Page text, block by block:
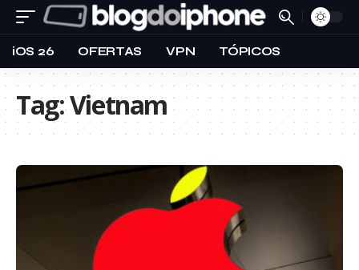
iOS 26 OFERTAS VPN TÓPICOS
Tag:Vietnam